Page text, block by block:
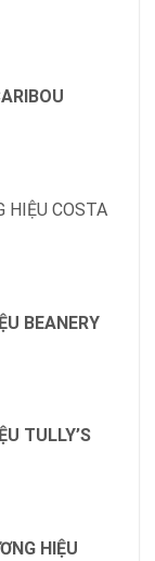
HIỆU COSTA
BEANERY
TULLY’S
HIỆU